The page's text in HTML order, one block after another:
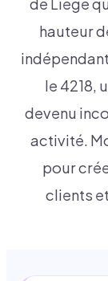
de Liège
hauteur
le 4218,
devenu
activité.
pour
clients